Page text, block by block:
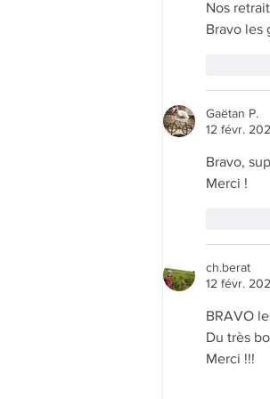
Nos
Bravo les
Gaëtan P.
12 févr.
Bravo,
Merci !
ch.berat
12 févr.
BRAVO
Du très
Merci !!!